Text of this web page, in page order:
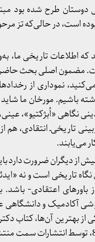
دوستان طرح شده بود
است، در حالی‌که تز
تاریخی‌ ما،
مضمون اصلی بحث حاضر
نموداری از
باشیم. مورخان ما
نگاهی «اُبژکتیو»،
تاریخی‌ـ انتقادی، هم
می‌یابند.
از دیگران ضرورت دارد
تاریخی است و نه
باورهای اعتقادی- باشد.
آکادمیک و دانشگاهی
از بهترین آن‌ها، کتاب
قیام کربلا است. ایشان در این کتاب که در